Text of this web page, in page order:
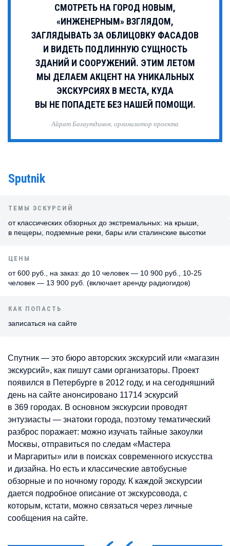
СМОТРЕТЬ НА ГОРОД НОВЫМ,
«ИНЖЕНЕРНЫМ» ВЗГЛЯДОМ,
ЗАГЛЯДЫВАТЬ ЗА ОБЛИЦОВКУ ФАСАДОВ
И ВИДЕТЬ ПОДЛИННУЮ СУЩНОСТЬ
ЗДАНИЙ И СООРУЖЕНИЙ. ЭТИМ ЛЕТОМ
МЫ ДЕЛАЕМ АКЦЕНТ НА УНИКАЛЬНЫХ
ЭКСКУРСИЯХ В МЕСТА, КУДА
ВЫ НЕ ПОПАДЕТЕ БЕЗ НАШЕЙ ПОМОЩИ.
Айрат Багаутдинов, организатор проекта
Sputnik
ТЕМЫ ЭСКУРСИЙ
от классических обзорных до экстремальных: на крыши,
в пещеры, подземные реки, бары или сталинские высотки
ЦЕНЫ
от 600 руб., на заказ: до 10 человек — 10 900 руб., 10-25
человек — 13 900 руб. (включает аренду радиогидов)
КАК ПОПАСТЬ
записаться на сайте
Спутник — это бюро авторских экскурсий или «магазин
экскурсий», как пишут сами организаторы. Проект
появился в Петербурге в 2012 году, и на сегодняшний
день на сайте анонсировано 11714 эскурсий
в 369 городах. В основном экскурсии проводят
энтузиасты — знатоки города, поэтому тематический
разброс поражает: можно изучать тайные закоулки
Москвы, отправиться по следам «Мастера
и Маргариты» или в поисках современного искусства
и дизайна. Но есть и классические автобусные
обзорные и по ночному городу. К каждой экскурсии
дается подробное описание от экскурсовода, с
которым, кстати, можно связаться через личные
сообщения на сайте.